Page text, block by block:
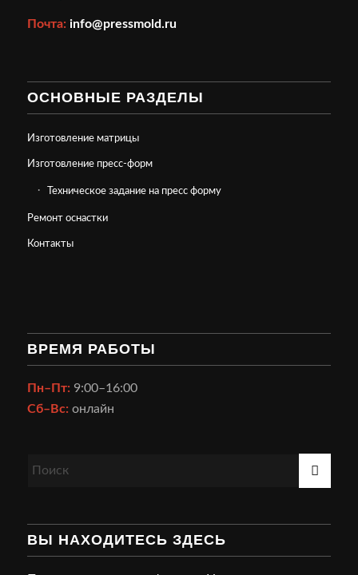
Почта: info@pressmold.ru
ОСНОВНЫЕ РАЗДЕЛЫ
Изготовление матрицы
Изготовление пресс-форм
Техническое задание на пресс форму
Ремонт оснастки
Контакты
ВРЕМЯ РАБОТЫ
Пн–Пт:9:00–16:00
Сб–Вс:онлайн
ВЫ НАХОДИТЕСЬ ЗДЕСЬ